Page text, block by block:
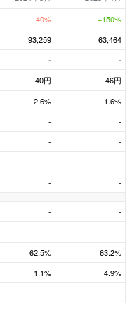
-40% +150%
93,259 63,464
- -
40円 46円
2.6% 1.6%
- -
- -
- -
- -
- -
- -
62.5% 63.2%
1.1% 4.9%
- -